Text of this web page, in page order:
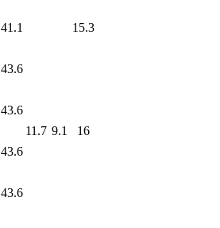
41.1 15.3
43.6
11.7 9.1 16
43.6
43.6
43.6